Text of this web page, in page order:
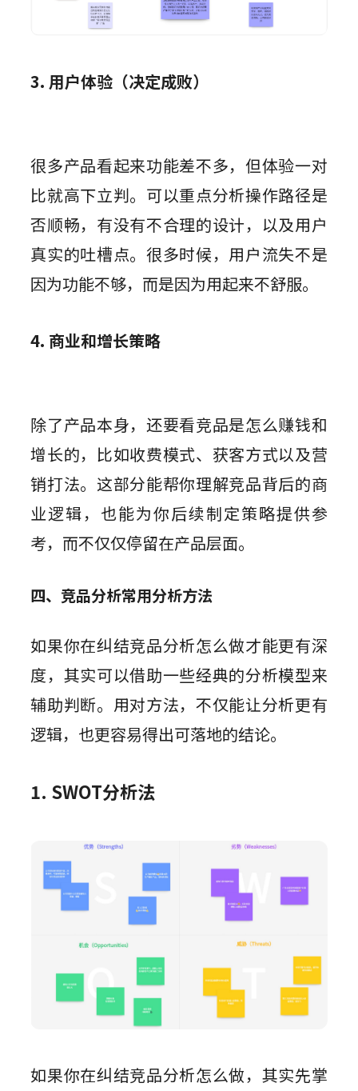
3. 用户体验（决定成败）
很多产品看起来功能差不多，但体验一对
比就高下立判。可以重点分析操作路径是
否顺畅，有没有不合理的设计，以及用户
真实的吐槽点。很多时候，用户流失不是
因为功能不够，而是因为用起来不舒服。
4. 商业和增长策略
除了产品本身，还要看竞品是怎么赚钱和
增长的，比如收费模式、获客方式以及营
销打法。这部分能帮你理解竞品背后的商
业逻辑，也能为你后续制定策略提供参
考，而不仅仅停留在产品层面。
四、竞品分析常用分析方法
如果你在纠结竞品分析怎么做才能更有深
度，其实可以借助一些经典的分析模型来
辅助判断。用对方法，不仅能让分析更有
逻辑，也更容易得出可落地的结论。
1. SWOT分析法
如果你在纠结竞品分析怎么做，其实先掌